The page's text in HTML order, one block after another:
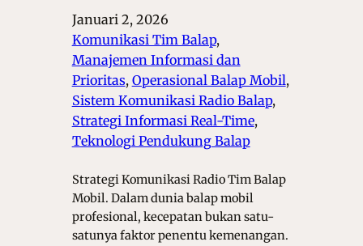
Januari 2, 2026
Komunikasi Tim Balap ,
Manajemen Informasi dan
Prioritas, Operasional Balap Mobil ,
Sistem Komunikasi Radio Balap ,
Strategi Informasi Real-Time ,
Teknologi Pendukung Balap
Strategi Komunikasi Radio Tim Balap
Mobil. Dalam dunia balap mobil
profesional, kecepatan bukan satu-
satunya faktor penentu kemenangan.